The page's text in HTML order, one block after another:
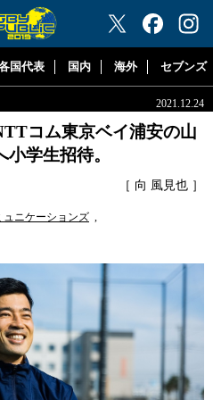
"ラグビーリパブリック"
国代表 国内 海外 セブンズ
2021.12.24
コム東京ベイ浦安の山
学生招待。
［ 向 風見也 ］
ュニケーションズ ,